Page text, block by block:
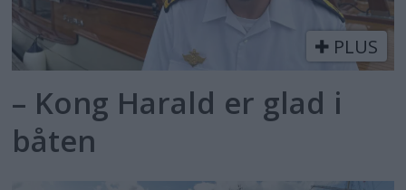
PLUS
– Kong Harald er glad i
båten